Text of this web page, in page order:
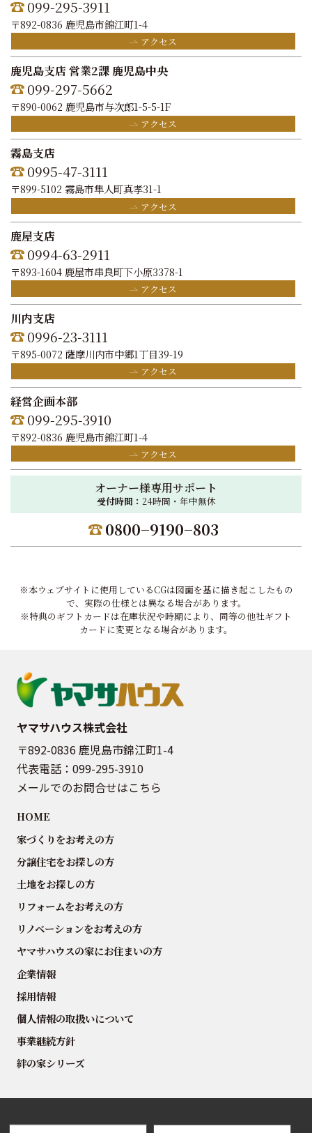
099-295-3911
〒892-0836 鹿児島市錦江町1-4
アクセス
鹿児島支店 営業2課 鹿児島中央
099-297-5662
〒890-0062 鹿児島市与次郎1-5-5-1F
アクセス
霧島支店
0995-47-3111
〒899-5102 霧島市隼人町真孝31-1
アクセス
鹿屋支店
0994-63-2911
〒893-1604 鹿屋市串良町下小原3378-1
アクセス
川内支店
0996-23-3111
〒895-0072 薩摩川内市中郷1丁目39-19
アクセス
経営企画本部
099-295-3910
〒892-0836 鹿児島市錦江町1-4
アクセス
オーナー様専用サポート
受付時間： 24時間・年中無休
0800−9190−803
※本ウェブサイトに使用しているCGは図面を基に描き起こしたもの
で、実際の仕様とは異なる場合があります。
※特典のギフトカードは在庫状況や時期により、同等の他社ギフト
カードに変更となる場合があります。
ヤマサハウス株式会社
〒892-0836 鹿児島市錦江町1-4
代表電話： 099-295-3910
メールでのお問合せはこちら
HOME
家づくりをお考えの方
分譲住宅をお探しの方
土地をお探しの方
リフォームをお考えの方
リノベーションをお考えの方
ヤマサハウスの家にお住まいの方
企業情報
採用情報
個人情報の取扱いについて
事業継続方針
絆の家シリーズ